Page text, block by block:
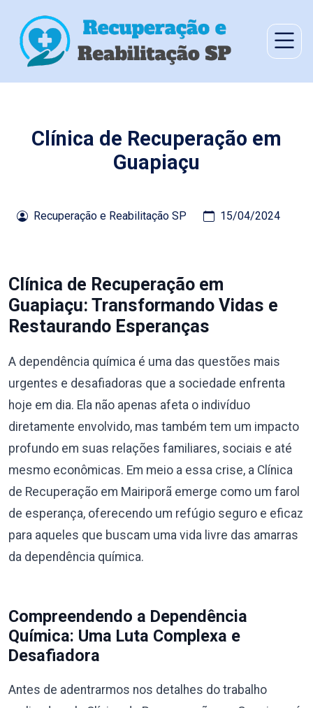
Clínica de Recuperação em
Guapiaçu
Recuperação e Reabilitação SP 15/04/2024
Clínica de Recuperação em
Guapiaçu: Transformando Vidas e
Restaurando Esperanças
A dependência química é uma das questões mais
urgentes e desafiadoras que a sociedade enfrenta
hoje em dia. Ela não apenas afeta o indivíduo
diretamente envolvido, mas também tem um impacto
profundo em suas relações familiares, sociais e até
mesmo econômicas. Em meio a essa crise, a Clínica
de Recuperação em Mairiporã emerge como um farol
de esperança, oferecendo um refúgio seguro e eficaz
para aqueles que buscam uma vida livre das amarras
da dependência química.
Compreendendo a Dependência
Química: Uma Luta Complexa e
Desafiadora
Antes de adentrarmos nos detalhes do trabalho